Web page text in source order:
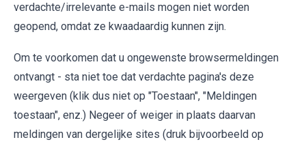
verdachte/irrelevante e-mails mogen niet worden
geopend, omdat ze kwaadaardig kunnen zijn.
Om te voorkomen dat u ongewenste browsermeldingen
ontvangt - sta niet toe dat verdachte pagina's deze
weergeven (klik dus niet op "Toestaan", "Meldingen
toestaan", enz.) Negeer of weiger in plaats daarvan
meldingen van dergelijke sites (druk bijvoorbeeld op